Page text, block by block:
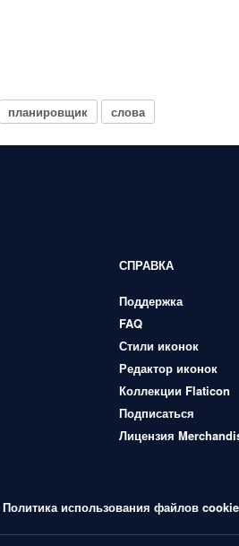
планировщик слова
СПРАВКА
Поддержка
FAQ
Стили иконок
Редактор иконок
Коллекции Flaticon
Подписаться
Лицензия
Политика использования файлов cookie